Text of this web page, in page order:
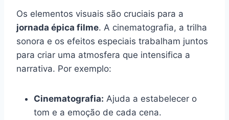
Os elementos visuais são cruciais para a
jornada épica filme. A cinematografia, a trilha
sonora e os efeitos especiais trabalham juntos
para criar uma atmosfera que intensifica a
narrativa. Por exemplo:
Cinematografia: Ajuda a estabelecer o
tom e a emoção de cada cena.